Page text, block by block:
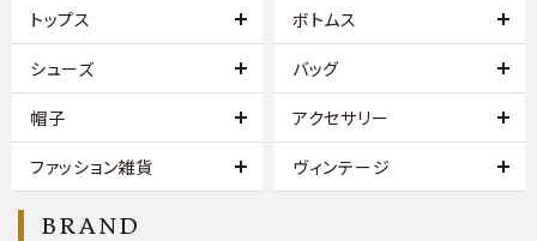
トップス ボトムス
シューズ バッグ
帽子 アクセサリー
ファッション雑貨 ヴィンテージ
BRAND